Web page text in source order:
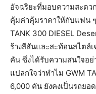
อัจฉริยะที่มอบความสะด
คุ้มค่าคุ้มราคาให้กับแฟน
TANK 300 DIESEL
ร้างสีสันและสะท้อนสไตล์
คัน ซึ่งได้รับความสนใจอย่
แปลกใจว่าทำไม GWM
6,000 คัน ยังคงเป็นรถย